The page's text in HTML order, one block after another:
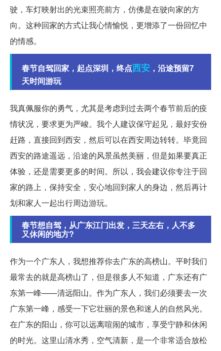
驶，车灯映射出的光束照亮前方，仿佛是在驶向家的方
向。这种回家的方式让我心情愉悦，更增添了一份回忆中
的情感。
春节自驾回家，起点深圳，终点西安 ，沿途预留7
天时间游玩
我真佩服你的勇气，尤其是考虑到过去两个春节前后的疫
情状况，要求更为严峻。我个人建议保守起见，最好安份
赶路，直接回到西安，然后可以在西安周边转转。毕竟回
西安的路途遥远，沿途的风景虽然美丽，但是如果要真正
体验，还是需要更多的时间。所以，我会建议你专注于回
家的路上，保持安全，安心地回到家人的身边，然后再计
划和家人一起出行周边游玩。
春节想自驾，从广东江门出发，三天左右，人不多
又休闲的地方?
作为一个广东人，我想推荐你去广东的高榜山。平时我们
最常去的就是高榜山了，但是很多人不知道，广东还有广
东第一峰——清远阳山。作为广东人，我们必须要去一次
广东第一峰，感受一下它壮丽的景色和迷人的自然风光。
在广东的阳山，你可以远离喧闹的城市，享受宁静和休闲
的时光。这里山清水秀，空气清新，是一个非常适合放松